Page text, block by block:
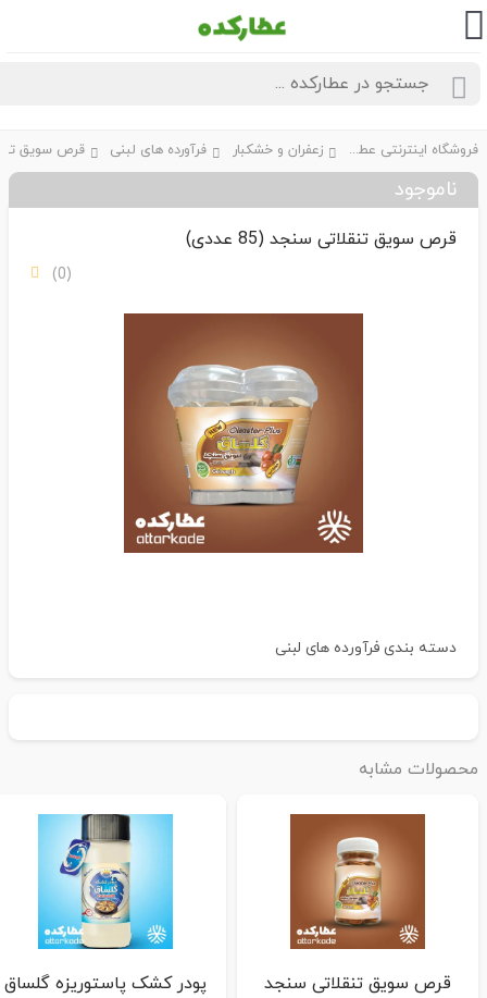
فروشگاه اینترنتی عطارکده زعفران و خشکبار فرآورده های لبنی
ناموجود
قرص سویق تنقلاتی سنجد (85 عددی)
دسته بندیفرآورده های لبنی
مشابه
قرص سویق تنقلاتی سنجد
پودر کشک پاستوریزه گلساق